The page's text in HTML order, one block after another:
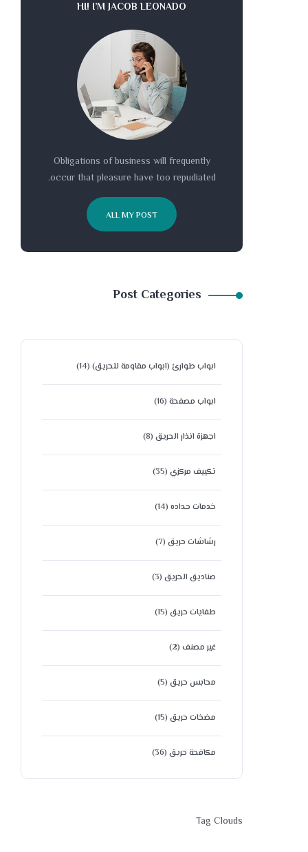
HI! I’M JACOB LEONADO
Obligations of business will frequently
occur that pleasure have too repudiated.
ALL MY POST
Post Categories
ابواب طوارئ (ابواب مقاومة للحريق) (14)
ابواب مصفحة (16)
اجهزة انذار الحريق (8)
تكييف مركزي (35)
خدمات حداده (14)
رشاشات حريق (7)
صناديق الحريق (3)
طفايات حريق (15)
غير مصنف (2)
محابس حريق (5)
مضخات حريق (15)
مكافحة حريق (36)
Tag Clouds